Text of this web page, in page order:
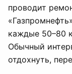
проводит
каждые 50–80
Обычный
отдохнуть,